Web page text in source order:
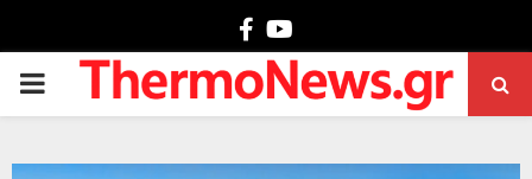
Facebook
PRIMARY